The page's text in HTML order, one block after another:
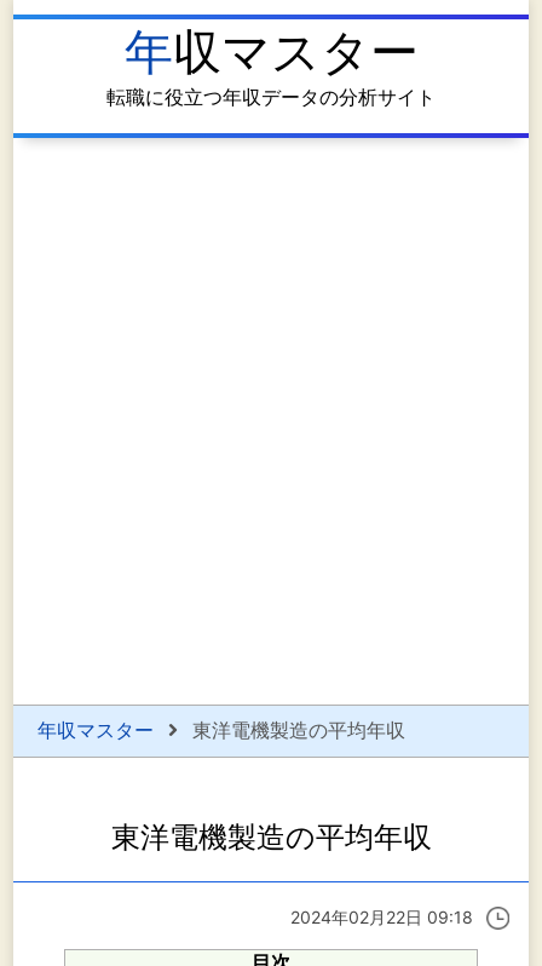
年収マスター
転職に役立つ年収データの分析サイト
年収マスター 東洋電機製造の平均年収
東洋電機製造の平均年収
2024年02月22日 09:18